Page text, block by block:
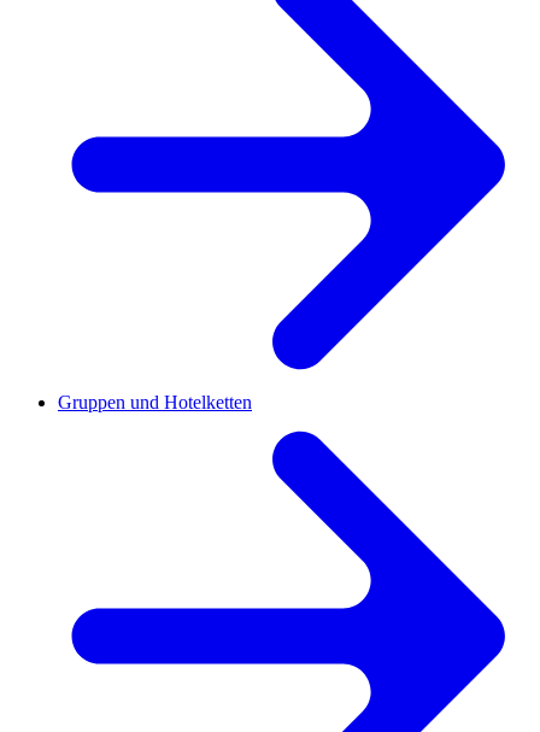
Gruppen und Hotelketten